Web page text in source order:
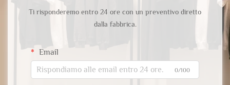
Ti risponderemo entro 24 ore con un preventivo diretto
dalla fabbrica.
Email
0/100